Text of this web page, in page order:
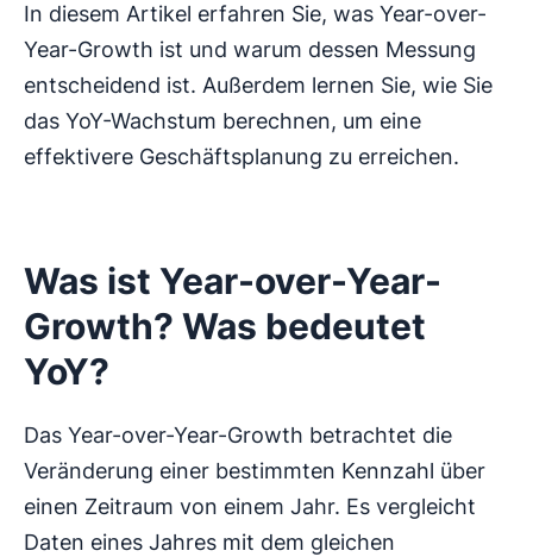
In diesem Artikel erfahren Sie, was Year-over-
Year-Growth ist und warum dessen Messung
entscheidend ist. Außerdem lernen Sie, wie Sie
das YoY-Wachstum berechnen, um eine
effektivere Geschäftsplanung zu erreichen.
Was ist Year-over-Year-
Growth? Was bedeutet
YoY?
Das Year-over-Year-Growth betrachtet die
Veränderung einer bestimmten Kennzahl über
einen Zeitraum von einem Jahr. Es vergleicht
Daten eines Jahres mit dem gleichen